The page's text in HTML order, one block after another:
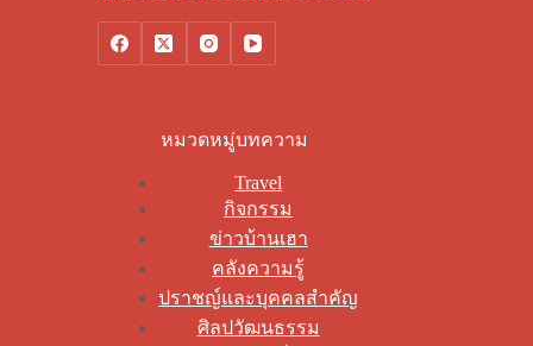
หมวดหมู่บทความ
Travel
กิจกรรม
ข่าวบ้านเฮา
คลังความรู้
ปราชญ์และบุคคลสำคัญ
ศิลปวัฒนธรรม